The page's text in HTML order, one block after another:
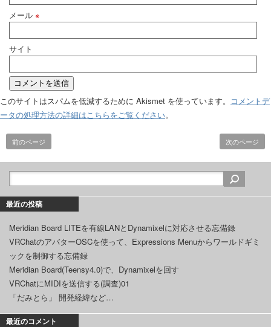
メール ※
サイト
このサイトはスパムを低減するために Akismet を使っています。 コメントデ
ータの処理方法の詳細はこちらをご覧ください。
前のページ 次のページ
最近の投稿
Meridian Board LITEを有線LANとDynamixelに対応させる忘備録
VRChatのアバターOSCを使って、Expressions Menuからワールドギミ
ックを制御する忘備録
Meridian Board(Teensy4.0)で、Dynamixelを回す
VRChatにMIDIを送信する(調査)01
「だみとら」 開発経緯など…
最近のコメント